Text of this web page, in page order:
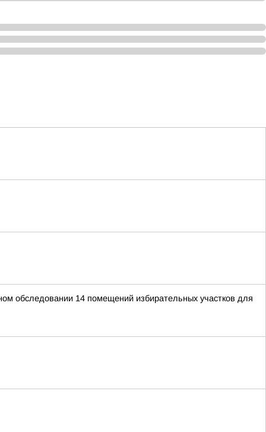
обследовании 14 помещений избирательных участков для